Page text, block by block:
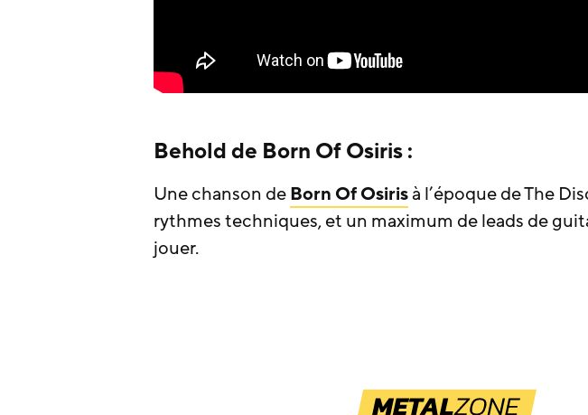
Behold de Born Of Osiris :
Une chanson deBorn Of Osirisà l’époque de The
rythmes techniques, et un maximum de leads de
jouer.